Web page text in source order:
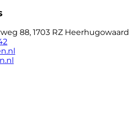
88, 1703 RZ Heerhugowaard